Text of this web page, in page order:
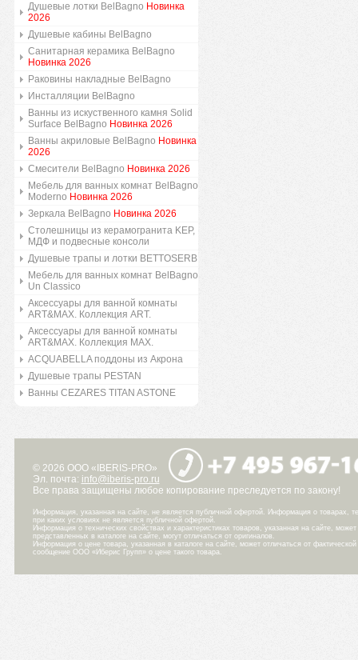
Душевые лотки BelBagno Новинка
2026
Душевые кабины BelBagno
Санитарная керамика BelBagno
Новинка 2026
Раковины накладные BelBagno
Инсталляции BelBagno
Ванны из искуственного камня Solid
Surface BelBagno Новинка 2026
Ванны акриловые BelBagno Новинка
2026
Смесители BelBagno Новинка 2026
Мебель для ванных комнат BelBagno
Moderno Новинка 2026
Зеркала BelBagno Новинка 2026
Столешницы из керамогранита KEP,
МДФ и подвесные консоли
Душевые трапы и лотки BETTOSERB
Мебель для ванных комнат BelBagno
Un Classico
Аксессуары для ванной комнаты
ART&MAX. Коллекция ART.
Аксессуары для ванной комнаты
ART&MAX. Коллекция MAX.
ACQUABELLA поддоны из Акрона
Душевые трапы PESTAN
Ванны CEZARES TITAN ASTONE
© 2026 ООО «IBERIS-PRO»
Эл. почта: info@iberis-pro.ru
Все права защищены любое копирование преследуется по закону!
Информация, указанная на сайте, не является публичной офертой. Информация о товарах,
при каких условиях не является публичной офертой.
Информация о технических свойствах и характеристиках товаров, указанная на сайте,
представленных в каталоге на сайте, могут отличаться от оригиналов.
Информация о цене товара, указанная в каталоге на сайте, может отличаться от
сообщение ООО «Иберис Групп» о цене такого товара.